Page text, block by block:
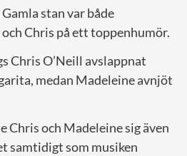
stan var både
Chris på ett toppenhumör.
Chris O’Neill avslappnat
medan Madeleine avnjöt
Chris och Madeleine sig även
samtidigt som musiken